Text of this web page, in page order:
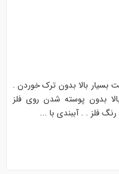
بسیار بالا بدون ترک خوردن .
بدون پوسته شدن روی فلز
فلز . . آببندی با ...